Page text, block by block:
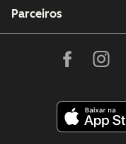
Parceiros